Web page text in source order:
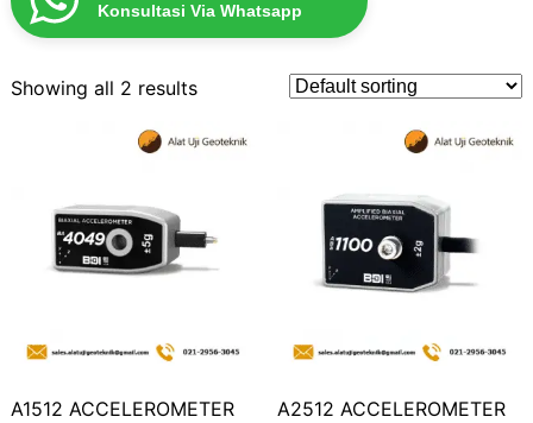
Konsultasi Via Whatsapp
Showing all 2 results
A1512 ACCELEROMETER A2512 ACCELEROMETER